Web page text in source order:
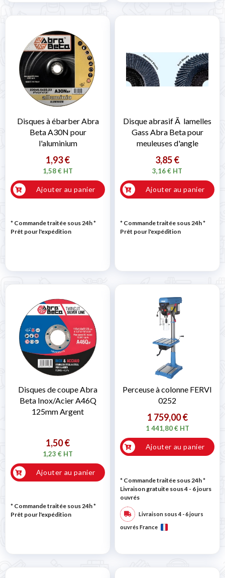
Disques à ébarber Abra
Beta A30N pour
l'aluminium
1,93 €
1,58 € HT
Ajouter au panier
* Commande traitée sous 24h*
Prêt pour l'expédition
Disque abrasif Ã lamelles
Gass Abra Beta pour
meuleuses d'angle
3,85 €
3,16 € HT
Ajouter au panier
* Commande traitée sous 24h*
Prêt pour l'expédition
Disques de coupe Abra
Beta Inox/Acier A46Q
125mm Argent
1,50 €
1,23 € HT
Ajouter au panier
* Commande traitée sous 24h*
Prêt pour l'expédition
Perceuse à colonne FERVI
0252
1 759,00 €
1 441,80 € HT
Ajouter au panier
* Commande traitée sous 24h*
Livraison gratuite sous 4 - 6 jours
ouvrés
Livraison sous 4 - 6 jours
ouvrés France